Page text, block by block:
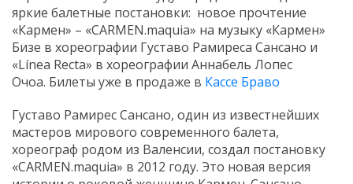
яркие балетные постановки: новое прочтение
«Кармен» – «CARMEN.maquia» на музыку «Кармен»
Бизе в хореографии Густаво Рамиреса Сансано и
«Línea Recta» в хореографии Аннабель Лопес
Очоа. Билеты уже в продаже в Кассе Браво
Густаво Рамирес Сансано, один из известнейших
мастеров мирового современного балета,
хореограф родом из Валенсии, создал постановку
«CARMEN.maquia» в 2012 году. Это новая версия